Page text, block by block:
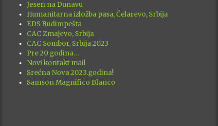
Jesen na Dunavu
Humanitarna izložba pasa, Čelarevo, Srbija
EDS Budimpešta
CAC Zmajevo, Srbija
CAC Sombor, Srbija 2023
Pre 20 godina…
Novi kontakt mail
Srećna Nova 2023.godina!
Samson Magnifico Blanco